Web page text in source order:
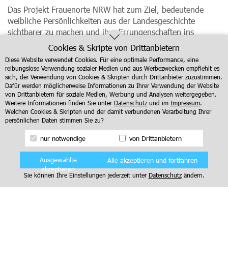
Mitglied werden Newsletter anmelden
Das Projekt Frauenorte NRW hat zum Ziel, bedeutende
weibliche Persönlichkeiten aus der Landesgeschichte
sichtbarer zu machen und ihre Errungenschaften ins
kollektive Bewusstsein zu rücken. Die Vielfalt ...
1 2 3 … 46
Cookies & Skripte von Drittanbietern
Diese Website verwendet Cookies. Für eine optimale Performance, eine
reibungslose Verwendung sozialer Medien und aus Werbezwecken empfiehlt es
sich, der Verwendung von Cookies & Skripten durch Drittanbieter zuzustimmen.
Dafür werden möglicherweise Informationen zu Ihrer Verwendung der Website
von Drittanbietern für soziale Medien, Werbung und Analysen weitergegeben.
Weitere Informationen finden Sie unter Datenschutz und im Impressum.
Welchen Cookies & Skripten und der damit verbundenen Verarbeitung Ihrer
persönlichen Daten stimmen Sie zu?
nur notwendige von Drittanbietern
Ausgewählte
akzeptieren
Alle akzeptieren und fortfahren
Sie können Ihre Einstellungen jederzeit unter Datenschutzändern.